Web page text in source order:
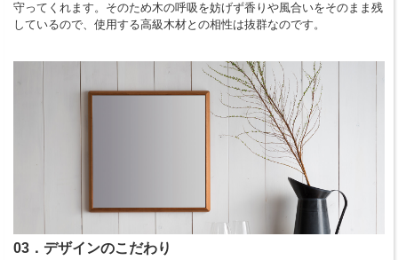
守ってくれます。そのため木の呼吸を妨げず香りや風合いをそのまま残
しているので、使用する高級木材との相性は抜群なのです。
03．デザインのこだわり